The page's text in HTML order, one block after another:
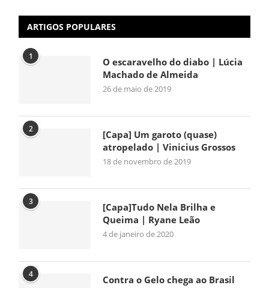
ARTIGOS POPULARES
1
O escaravelho do diabo | Lúcia
Machado de Almeida
26 de maio de 2019
2
[Capa] Um garoto (quase)
atropelado | Vinicius Grossos
18 de novembro de 2019
3
[Capa]Tudo Nela Brilha e
Queima | Ryane Leão
4 de janeiro de 2020
4 Contra o Gelo chega ao Brasil